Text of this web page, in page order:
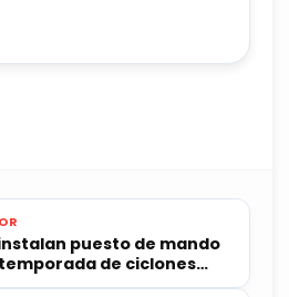
instalan puesto de mando
de ciclones